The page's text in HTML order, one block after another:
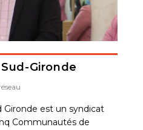
Gironde
Gironde est un syndicat
Communautés de